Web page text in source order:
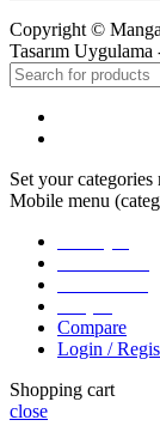
Copyright ©
Tasarım Uygulama
Set your
Mobile menu
Compare
Login /
Shopping cart
close